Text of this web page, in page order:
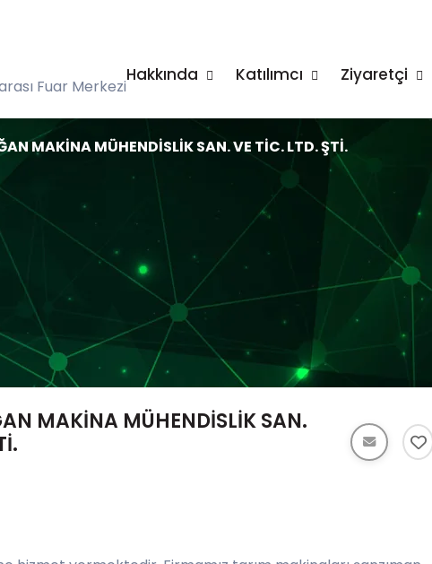
Fuar Merkezi
Hakkında Katılımcı Ziyaretçi
MAKİNA MÜHENDİSLİK SAN. VE TİC. LTD. ŞTİ.
MAKİNA MÜHENDİSLİK SAN.